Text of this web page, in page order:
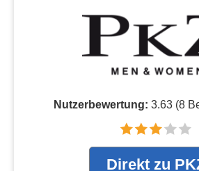
Nutzerbewertung:3.63 (8
Direkt zu